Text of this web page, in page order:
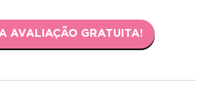
AVALIAÇÃO GRATUITA!